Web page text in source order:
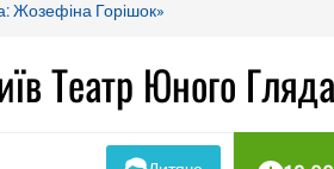
Жозефіна Горішок»
Театр Юного